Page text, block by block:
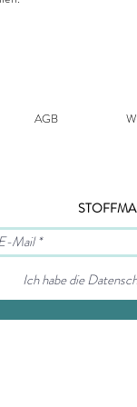
AGB
Ich habe die